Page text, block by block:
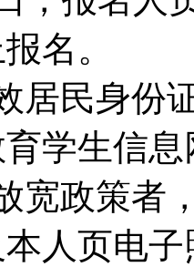
名。
居民身份
学生信
宽政策者
人页电